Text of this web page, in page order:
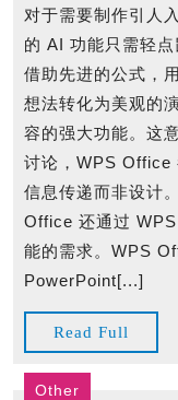
对于需要制作引人
的 AI 功能只需轻
借助先进的公式，
想法转化为美观的
容的强大功能。这
讨论，WPS Office
信息传递而非设计
Office 还通过
能的需求。WPS
PowerPoint[...]
Read Full
Full
Other